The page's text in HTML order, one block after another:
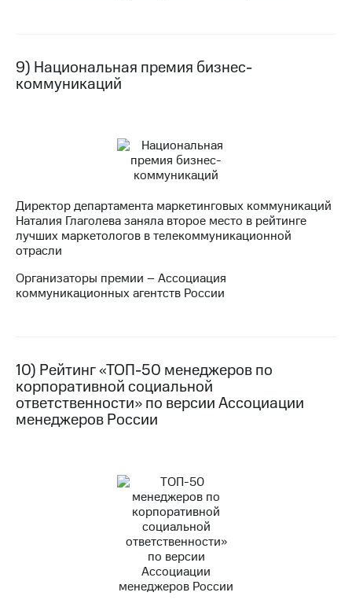
9) Национальная премия бизнес-
коммуникаций
Директор департамента маркетинговых коммуникаций
Наталия Глаголева заняла второе место в рейтинге
лучших маркетологов в телекоммуникационной
отрасли
Организаторы премии – Ассоциация
коммуникационных агентств России
10) Рейтинг «ТОП-50 менеджеров по
корпоративной социальной
ответственности» по версии Ассоциации
менеджеров России